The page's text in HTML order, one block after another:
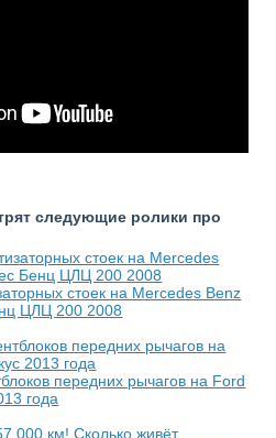
следующие ролики про
стоек на Mercedes Benz
ЦЛЦ 200 2008
передних рычагов на Ford
года